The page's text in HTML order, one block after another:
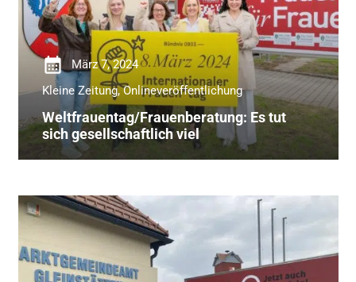
calendar_month
März 7, 2024
Kleine Zeitung,Onlineveröffentlichung
Weltfrauentag/Frauenberatung: Es tut
sich gesellschaftlich viel